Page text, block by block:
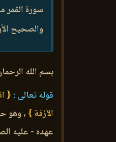
سورة القمر
والصحيح
بسم الله
قوله تعالى :{
الآزفة } ، وهو
عهده - عليه